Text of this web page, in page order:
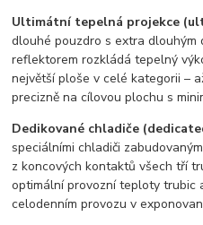
Ultimátní tepelná projekce
dlouhé pouzdro s extra dlouhým
reflektorem rozkládá tepelný
největší ploše v celé kategorii –
precizně na cílovou plochu s
Dedikované chladiče
speciálními chladiči
z koncových kontaktů všech tří
optimální provozní teploty trubic
celodenním provozu v